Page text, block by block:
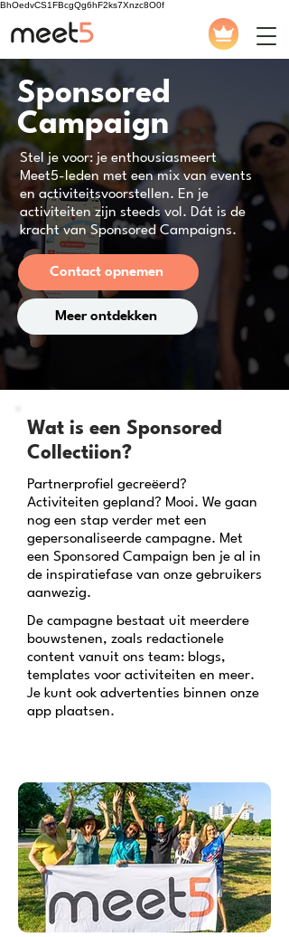
BhOedvCS1FBcgQg6hF2ks7Xnzc8O0f
Sponsored
Campaign
Stel je voor: je enthousiasmeert
Meet5-leden met een mix van events
en activiteitsvoorstellen. En je
activiteiten zijn steeds vol. Dát is de
kracht van Sponsored Campaigns.
Contact opnemen
Meer ontdekken
Wat is een Sponsored
Collectiion?
Partnerprofiel gecreëerd?
Activiteiten gepland? Mooi. We gaan
nog een stap verder met een
gepersonaliseerde campagne. Met
een Sponsored Campaign ben je al in
de inspiratiefase van onze gebruikers
aanwezig.
De campagne bestaat uit meerdere
bouwstenen, zoals redactionele
content vanuit ons team: blogs,
templates voor activiteiten en meer.
Je kunt ook advertenties binnen onze
app plaatsen.